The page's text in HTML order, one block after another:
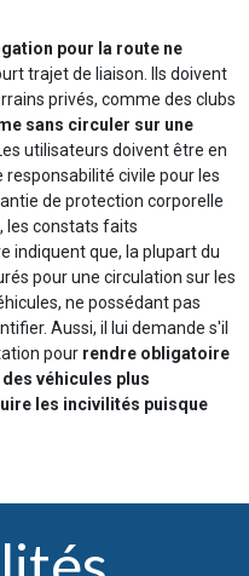
pour la route ne
trajet de liaison. Ils doivent
privés, comme des clubs
sans circuler sur une
Les utilisateurs doivent être en
civile pour les
de protection corporelle
les constats faits
indiquent que, la plupart du
pour une circulation sur les
ne possédant pas
Aussi, il lui demande s'il
pour rendre obligatoire
véhicules plus
les incivilités puisque